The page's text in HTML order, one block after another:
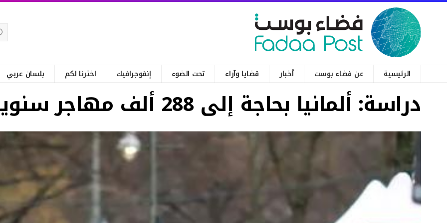
الرئيسية عن فضاء بوست أخبار قضايا وآراء تحت الضوء إنفوجرافيك اخترنا لكم بلسان عربي
دراسة: ألمانيا بحاجة إلى 288 ألف مهاجر سنويا لإنقاذ اقتصادها